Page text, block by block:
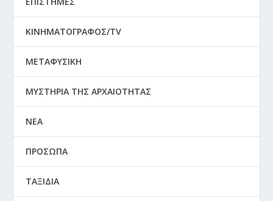
ΚΙΝΗΜΑΤΟΓΡΑΦΟΣ/TV
ΜΕΤΑΦΥΣΙΚΗ
ΜΥΣΤΗΡΙΑ ΤΗΣ ΑΡΧΑΙΟΤΗΤΑΣ
ΝΕΑ
ΠΡΟΣΩΠΑ
ΤΑΞΙΔΙΑ